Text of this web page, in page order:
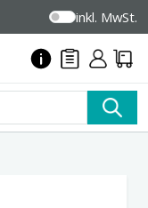
inkl. MwSt.